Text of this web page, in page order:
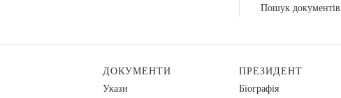
Пошук документів
ДОКУМЕНТИ
Укази
ПРЕЗИДЕНТ
Біографія